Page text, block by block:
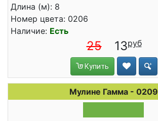
Длина (м): 8
Номер цвета: 0206
Наличие: Есть
25 13
Купить
Мулине Гамма - 0209